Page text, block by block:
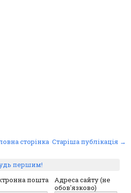
Старіша публікація →
сторінка
першим!
пошта
Адреса сайту (не
обов'язково)